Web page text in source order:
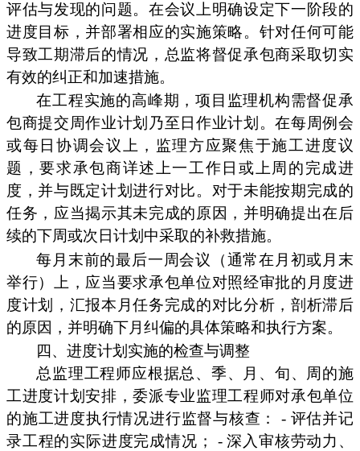
评估与发现的问题。在会议上明确设定下一阶段的
进度目标，并部署相应的实施策略。针对任何可能
导致工期滞后的情况，总监将督促承包商采取切实
有效的纠正和加速措施。
在工程实施的高峰期，项目监理机构需督促承
包商提交周作业计划乃至日作业计划。在每周例会
或每日协调会议上，监理方应聚焦于施工进度议
题，要求承包商详述上一工作日或上周的完成进
度，并与既定计划进行对比。对于未能按期完成的
任务，应当揭示其未完成的原因，并明确提出在后
续的下周或次日计划中采取的补救措施。
每月末前的最后一周会议（通常在月初或月末
举行）上，应当要求承包单位对照经审批的月度进
度计划，汇报本月任务完成的对比分析，剖析滞后
的原因，并明确下月纠偏的具体策略和执行方案。
四、进度计划实施的检查与调整
总监理工程师应根据总、季、月、旬、周的施
工进度计划安排，委派专业监理工程师对承包单位
的施工进度执行情况进行监督与核查： - 评估并记
录工程的实际进度完成情况； - 深入审核劳动力、